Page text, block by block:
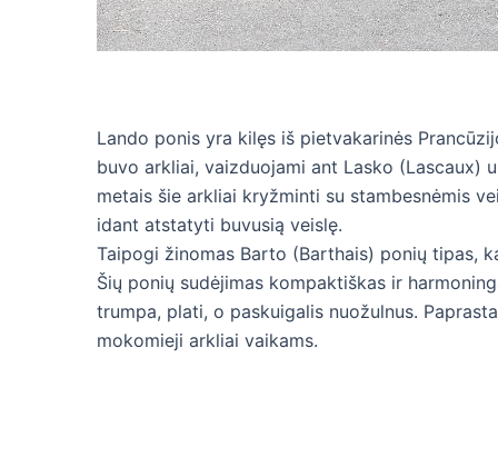
Lando ponis yra kilęs iš pietvakarinės
buvo arkliai, vaizduojami ant Lasko (Lascaux)
metais šie arkliai kryžminti su stambesnėmis
idant atstatyti buvusią veislę.
Taipogi žinomas Barto (Barthais) ponių tipas,
Šių ponių sudėjimas kompaktiškas ir
trumpa, plati, o paskuigalis nuožulnus.
mokomieji arkliai vaikams.